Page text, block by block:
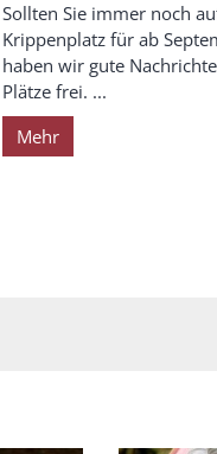
Sollten Sie immer noch
Krippenplatz für ab
haben wir gute
Plätze frei. ...
Mehr